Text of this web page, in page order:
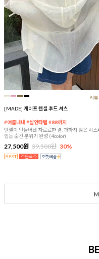
리
[MADE] 케이프 텐셀 후드 셔츠
#여름내내 #살안타템 #88까지
텐셀이 만들어낸 차르르한 결, 과하지 않은 시스
입는 순간 분위기 완성 (4color)
27,500원 39,500원 30%